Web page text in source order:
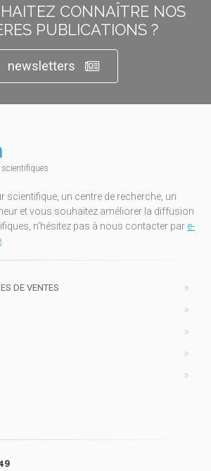
CONNAÎTRE NOS
PUBLICATIONS ?
newsletters
scientifiques
scientifique, un centre de recherche, un
et vous souhaitez améliorer la diffusion
n'hésitez pas à nous contacter par e-
.
DE VENTES